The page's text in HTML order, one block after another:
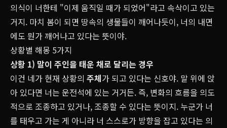
의식이 너한테 "이제 움직일 때가 되었어"라고 속삭이고 있는
거지. 마치 봄이 되면 땅속의 생물들이 깨어나듯이, 너의 내면
에도 뭔가 깨어나고 있다는 뜻이야.
상황별 해몽 5가지
상황 1) 말이 주인을 태운 채로 달리는 경우
이건 네가 현재 상황의 주체가 되고 있다는 신호야. 말 위에 앉
아 있다면 너는 운전석에 있는 거거든. 즉, 변화의 흐름을 의도
적으로 조종하고 있거나, 조종할 수 있다는 뜻이지. 누군가 너
를 태우고 가는 게 아니라 너 스스로가 방향을 잡고 있다는 의